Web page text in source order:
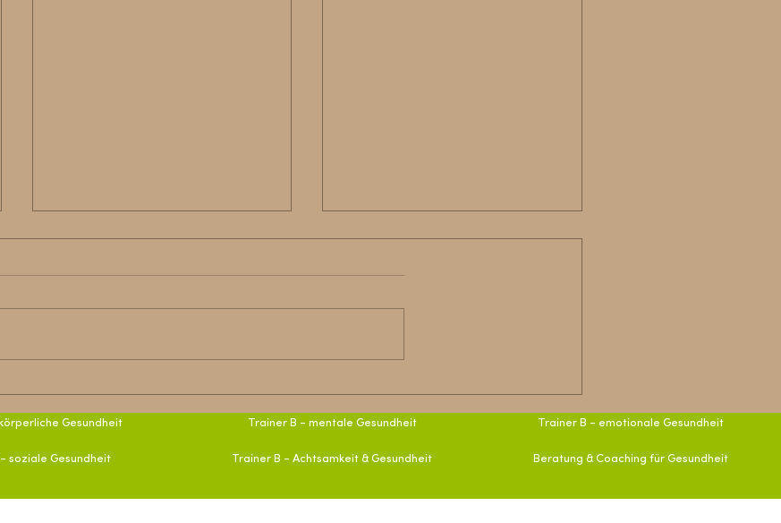
Gesundheit
soziale Gesundheit
Trainer B - mentale Gesundheit
Trainer B - Achtsamkeit & Gesundheit
Trainer B - emotionale Gesundheit
Beratung & Coaching für Gesundheit